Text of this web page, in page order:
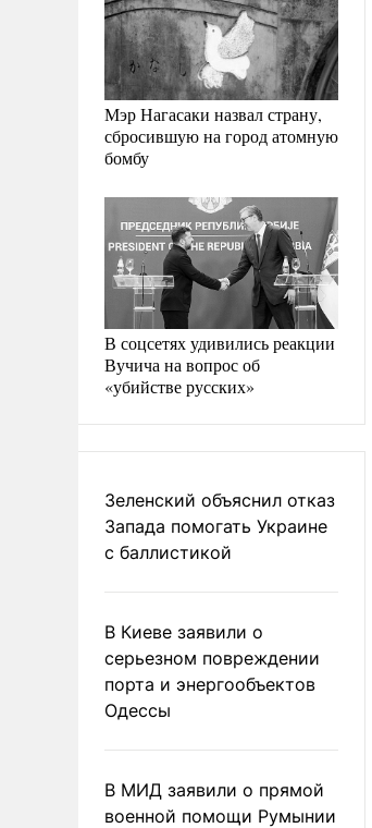
Мэр Нагасаки назвал страну,
сбросившую на город атомную
бомбу
В соцсетях удивились реакции
Вучича на вопрос об
«убийстве русских»
Зеленский объяснил отказ
Запада помогать Украине
с баллистикой
В Киеве заявили о
серьезном повреждении
порта и энергообъектов
Одессы
В МИД заявили о прямой
военной помощи Румынии